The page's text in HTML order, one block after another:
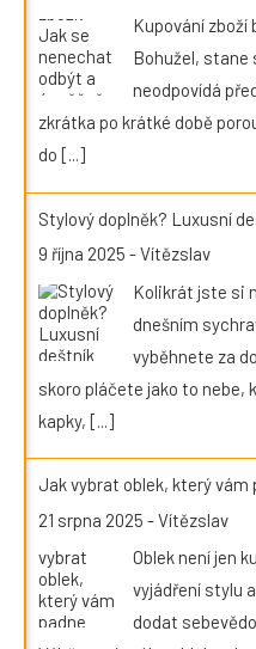
Kupování
Bohužel, stane
neodpovídá
zkrátka po krátké době
do [...]
Stylový doplněk? Luxusní
9 října 2025 -Vítězslav
Kolikrát jste si
dnešním
vyběhnete za
skoro pláčete jako to nebe,
kapky, [...]
Jak vybrat oblek, který vám
21 srpna 2025 -Vítězslav
Oblek není jen
vyjádření stylu
dodat